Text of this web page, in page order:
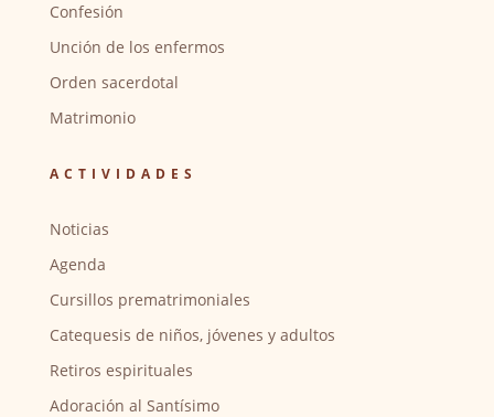
Confesión
Unción de los enfermos
Orden sacerdotal
Matrimonio
ACTIVIDADES
Noticias
Agenda
Cursillos prematrimoniales
Catequesis de niños, jóvenes y adultos
Retiros espirituales
Adoración al Santísimo